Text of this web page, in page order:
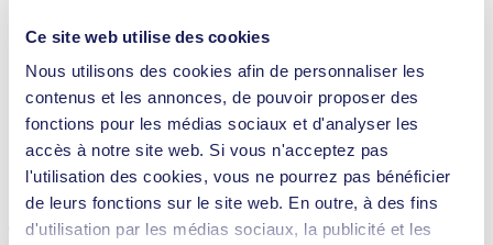
Ce site web utilise des cookies
Nous utilisons des cookies afin de personnaliser les
contenus et les annonces, de pouvoir proposer des
fonctions pour les médias sociaux et d'analyser les
accès à notre site web. Si vous n'acceptez pas
l'utilisation des cookies, vous ne pourrez pas bénéficier
de leurs fonctions sur le site web. En outre, à des fins
d'utilisation par les médias sociaux, la publicité et les
Technologies médicales
Instruments d’analyse
Équipement de laboratoire
Technologie climatique
Sécurité et défense
Technologie du vide
Téléchargements